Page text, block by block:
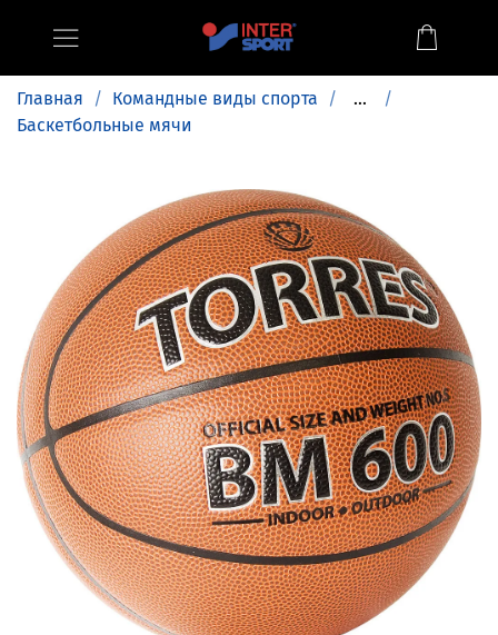
Главная Командные виды спорта
...
Баскетбольные мячи